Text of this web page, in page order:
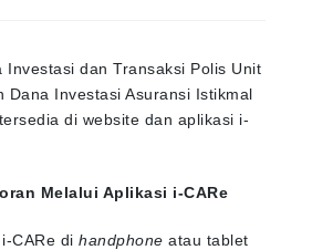
Investasi dan Transaksi Polis Unit
Dana Investasi Asuransi Istikmal
di website dan aplikasi i-
Melalui Aplikasi i-CARe
CARe di handphone atau tablet